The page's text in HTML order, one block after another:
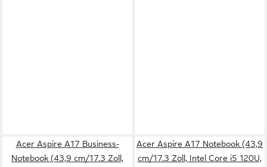
Acer Aspire A17 Business-
Notebook (43,9 cm/17.3 Zoll,
Acer Aspire A17 Notebook (43,9
cm/17.3 Zoll, Intel Core i5 120U,